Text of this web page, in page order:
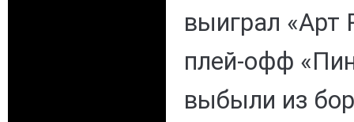
выиграл «Арт
плей-офф
выбыли из